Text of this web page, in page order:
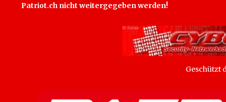
Patriot.ch nicht weitergegeben werden!
Geschützt